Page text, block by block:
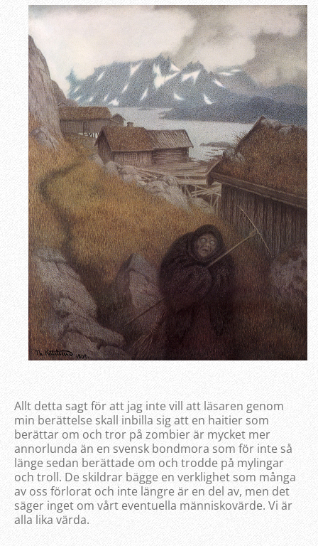
Allt detta sagt för att jag inte vill att läsaren genom
min berättelse skall inbilla sig att en haitier som
berättar om och tror på zombier är mycket mer
annorlunda än en svensk bondmora som för inte så
länge sedan berättade om och trodde på mylingar
och troll. De skildrar bägge en verklighet som många
av oss förlorat och inte längre är en del av, men det
säger inget om vårt eventuella människovärde. Vi är
alla lika värda.